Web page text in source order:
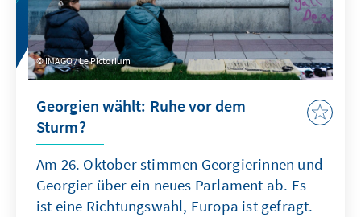
IMAGO / Le Pictorium
Georgien wählt: Ruhe vor dem
Sturm?
Am 26. Oktober stimmen Georgierinnen und
Georgier über ein neues Parlament ab. Es
ist eine Richtungswahl, Europa ist gefragt.